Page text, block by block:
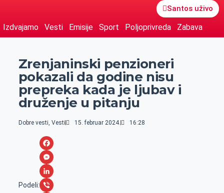
Santos uživo
Izdvajamo Vesti Emisije Sport Poljoprivreda Zabava
Zrenjaninski penzioneri
pokazali da godine nisu
prepreka kada je ljubav i
druženje u pitanju
Dobre vesti, Vesti 15. februar 2024. 16:28
Podeli:
F
a
c
M
eL